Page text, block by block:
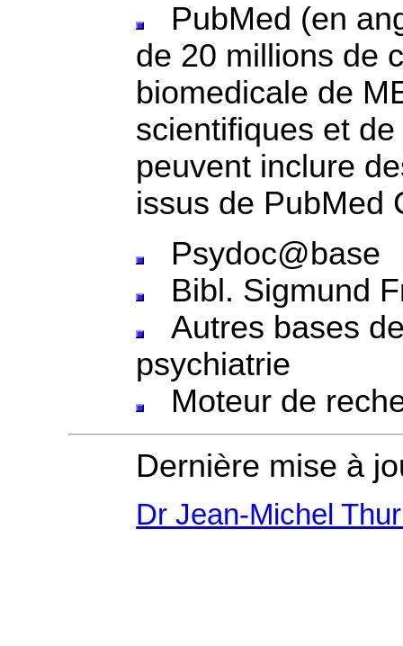
PubMed (en
de 20 millions de
biomedicale de
scientifiques et
peuvent inclure
issus de PubMed
Psydoc@base
Bibl. Sigmund
Autres bases
psychiatrie
Moteur de
Dernière mise à
Dr Jean-Michel